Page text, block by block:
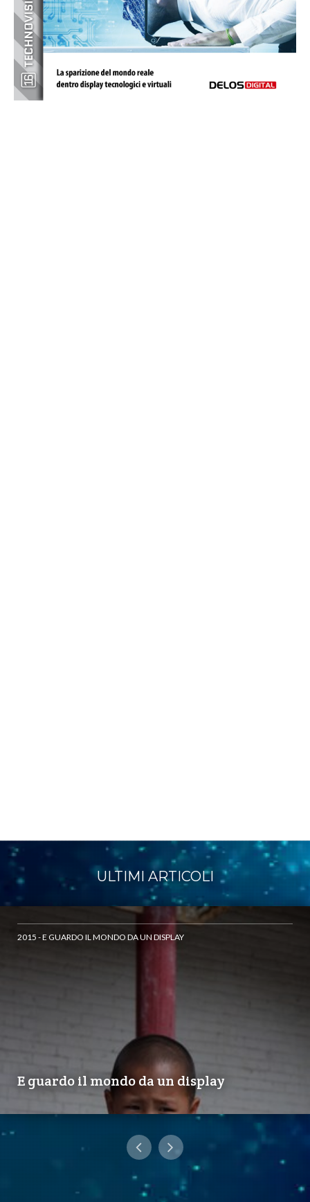
ULTIMI ARTICOLI
2015 - E GUARDO IL MONDO DA UN DISPLAY
E guardo il mondo da un display